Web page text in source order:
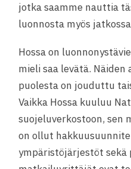
jotka saamme nauttia
luonnosta myös
Hossa on
mieli saa levätä. Näiden
puolesta on jouduttu
Vaikka Hossa kuuluu
suojeluverkostoon, sen
on ollut
ympäristöjärjestöt sekä